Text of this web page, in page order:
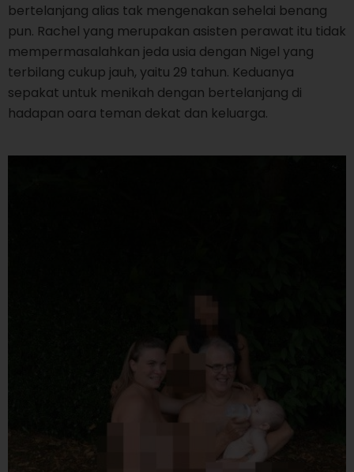
bertelanjang alias tak mengenakan sehelai benang
pun. Rachel yang merupakan asisten perawat itu tidak
mempermasalahkan jeda usia dengan Nigel yang
terbilang cukup jauh, yaitu 29 tahun. Keduanya
sepakat untuk menikah dengan bertelanjang di
hadapan oara teman dekat dan keluarga.